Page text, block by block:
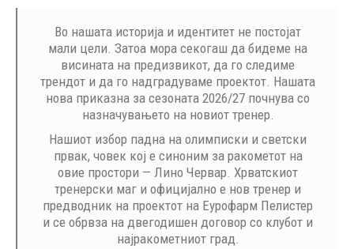
Во нашата историја и идентитет не постојат
мали цели. Затоа мора секогаш да бидеме на
висината на предизвикот, да го следиме
трендот и да го надградуваме проектот. Нашата
нова приказна за сезоната 2026/27 почнува со
назначувањето на новиот тренер.
Нашиот избор падна на олимписки и светски
првак, човек кој е синоним за ракометот на
овие простори — Лино Червар. Хрватскиот
тренерски маг и официјално е нов тренер и
предводник на проектот на Еурофарм Пелистер
и се обрвза на двегодишен договор со клубот и
најракометниот град.